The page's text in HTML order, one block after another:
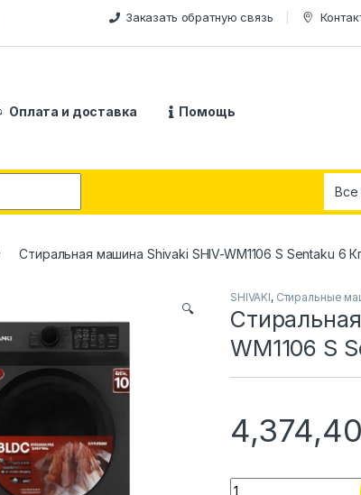
Заказать обратную связь
Оплата и доставка Помощь
Стиральная машина Shivaki SHIV-WM1106 S Sentaku 6
🔍
SHIVAKI, Стиральные
WM1106 S
Quantity